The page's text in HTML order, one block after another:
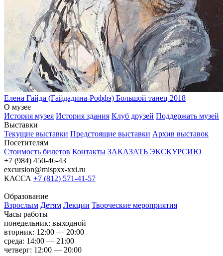
Елена Гайда (Гайдадина-Роффэ) Большой танец 2018
О музее
История музея История здания Клуб друзей Поддержать музей
Выставки
Текущие выставки Предстоящие выставки Архив выставок
Посетителям
Стоимость билетов Контакты ЗАКАЗАТЬ ЭКСКУРСИЮ
+7 (984) 450-46-43
excursion@mispxx-xxi.ru
КАССА +7 (812) 571-41-57
Образование
Взрослым Детям Лекции Творческие мероприятия
Часы работы
понедельник: выходной
вторник: 12:00 — 20:00
среда: 14:00 — 21:00
четверг: 12:00 — 20:00